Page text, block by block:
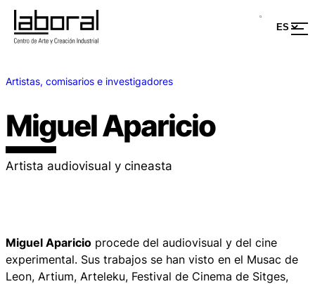
Artistas, comisarios e investigadores
Miguel Aparicio
Artista audiovisual y cineasta
Miguel Aparicio procede del audiovisual y del cine
experimental. Sus trabajos se han visto en el Musac de
Leon, Artium, Arteleku, Festival de Cinema de Sitges,